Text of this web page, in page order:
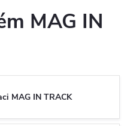
MAG IN
MAG IN TRACK